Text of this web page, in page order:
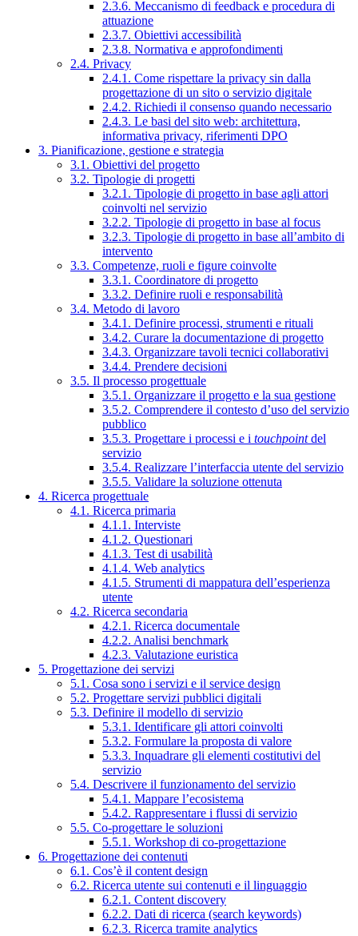
2.3.6. Meccanismo di feedback e procedura di
attuazione
2.3.7. Obiettivi accessibilità
2.3.8. Normativa e approfondimenti
2.4. Privacy
2.4.1. Come rispettare la privacy sin dalla
progettazione di un sito o servizio digitale
2.4.2. Richiedi il consenso quando necessario
2.4.3. Le basi del sito web: architettura,
informativa privacy, riferimenti DPO
3. Pianificazione, gestione e strategia
3.1. Obiettivi del progetto
3.2. Tipologie di progetti
3.2.1. Tipologie di progetto in base agli attori
coinvolti nel servizio
3.2.2. Tipologie di progetto in base al focus
3.2.3. Tipologie di progetto in base all’ambito di
intervento
3.3. Competenze, ruoli e figure coinvolte
3.3.1. Coordinatore di progetto
3.3.2. Definire ruoli e responsabilità
3.4. Metodo di lavoro
3.4.1. Definire processi, strumenti e rituali
3.4.2. Curare la documentazione di progetto
3.4.3. Organizzare tavoli tecnici collaborativi
3.4.4. Prendere decisioni
3.5. Il processo progettuale
3.5.1. Organizzare il progetto e la sua gestione
3.5.2. Comprendere il contesto d’uso del servizio
pubblico
3.5.3. Progettare i processi e i touchpointdel
servizio
3.5.4. Realizzare l’interfaccia utente del servizio
3.5.5. Validare la soluzione ottenuta
4. Ricerca progettuale
4.1. Ricerca primaria
4.1.1. Interviste
4.1.2. Questionari
4.1.3. Test di usabilità
4.1.4. Web analytics
4.1.5. Strumenti di mappatura dell’esperienza
utente
4.2. Ricerca secondaria
4.2.1. Ricerca documentale
4.2.2. Analisi benchmark
4.2.3. Valutazione euristica
5. Progettazione dei servizi
5.1. Cosa sono i servizi e il service design
5.2. Progettare servizi pubblici digitali
5.3. Definire il modello di servizio
5.3.1. Identificare gli attori coinvolti
5.3.2. Formulare la proposta di valore
5.3.3. Inquadrare gli elementi costitutivi del
servizio
5.4. Descrivere il funzionamento del servizio
5.4.1. Mappare l’ecosistema
5.4.2. Rappresentare i flussi di servizio
5.5. Co-progettare le soluzioni
5.5.1. Workshop di co-progettazione
6. Progettazione dei contenuti
6.1. Cos’è il content design
6.2. Ricerca utente sui contenuti e il linguaggio
6.2.1. Content discovery
6.2.2. Dati di ricerca (search keywords)
6.2.3. Ricerca tramite analytics